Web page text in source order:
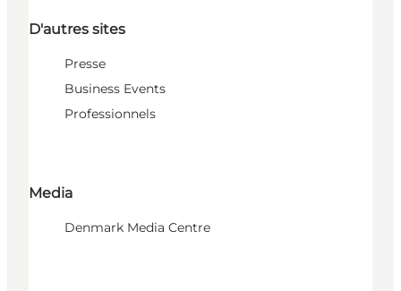
D'autres sites
Presse
Business Events
Professionnels
Media
Denmark Media Centre